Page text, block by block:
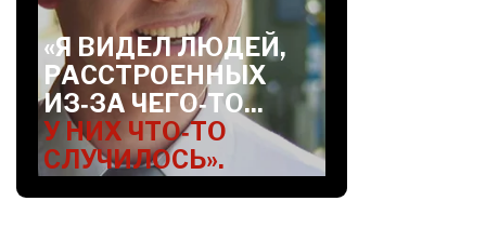
«Я ВИДЕЛ ЛЮДЕЙ,
РАССТРОЕННЫХ
ИЗ‑ЗА ЧЕГО‑ТО...
У НИХ ЧТО‑ТО
СЛУЧИЛОСЬ».